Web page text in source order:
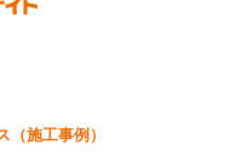
（施工事例）